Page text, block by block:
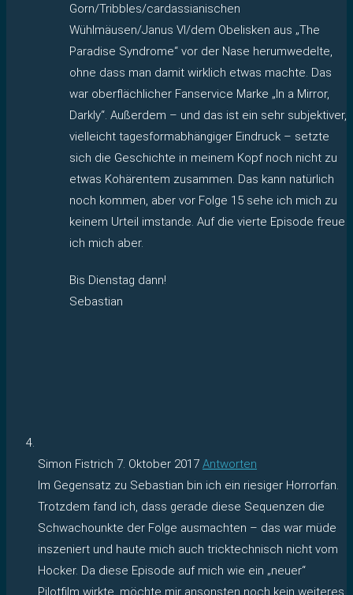
Gorn/Tribbles/cardassianischen
Wühlmäusen/Janus VI/dem Obelisken aus „The
Paradise Syndrome“ vor der Nase herumwedelte,
ohne dass man damit wirklich etwas machte. Das
war oberflächlicher Fanservice Marke „In a Mirror,
Darkly“. Außerdem – und das ist ein sehr subjektiver,
vielleicht tagesformabhängiger Eindruck – setzte
sich die Geschichte in meinem Kopf noch nicht zu
etwas Kohärentem zusammen. Das kann natürlich
noch kommen, aber vor Folge 15 sehe ich mich zu
keinem Urteil imstande. Auf die vierte Episode freue
ich mich aber.
Bis Dienstag dann!
Sebastian
Simon Fistrich 7. Oktober 2017 Antworten
Im Gegensatz zu Sebastian bin ich ein riesiger Horrorfan.
Trotzdem fand ich, dass gerade diese Sequenzen die
Schwachounkte der Folge ausmachten – das war müde
inszeniert und haute mich auch tricktechnisch nicht vom
Hocker. Da diese Episode auf mich wie ein „neuer“
Pilotfilm wirkte, möchte mir ansonsten noch kein weiteres